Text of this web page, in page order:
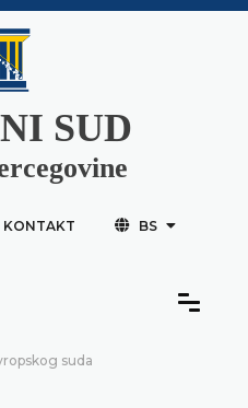
SUD
KONTAKT BS
suda